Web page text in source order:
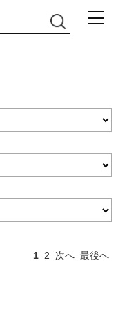
1 2 次へ 最後へ